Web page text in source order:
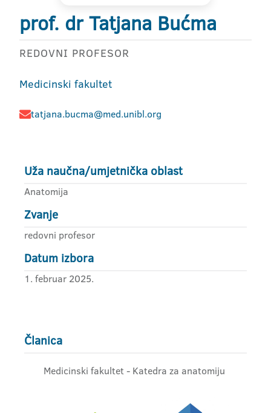
prof. dr Tatjana Bućma
REDOVNI PROFESOR
Medicinski fakultet
tatjana.bucma@med.unibl.org
Uža naučna/umjetnička oblast
Anatomija
Zvanje
redovni profesor
Datum izbora
1. februar 2025.
Članica
Medicinski fakultet - Katedra za anatomiju